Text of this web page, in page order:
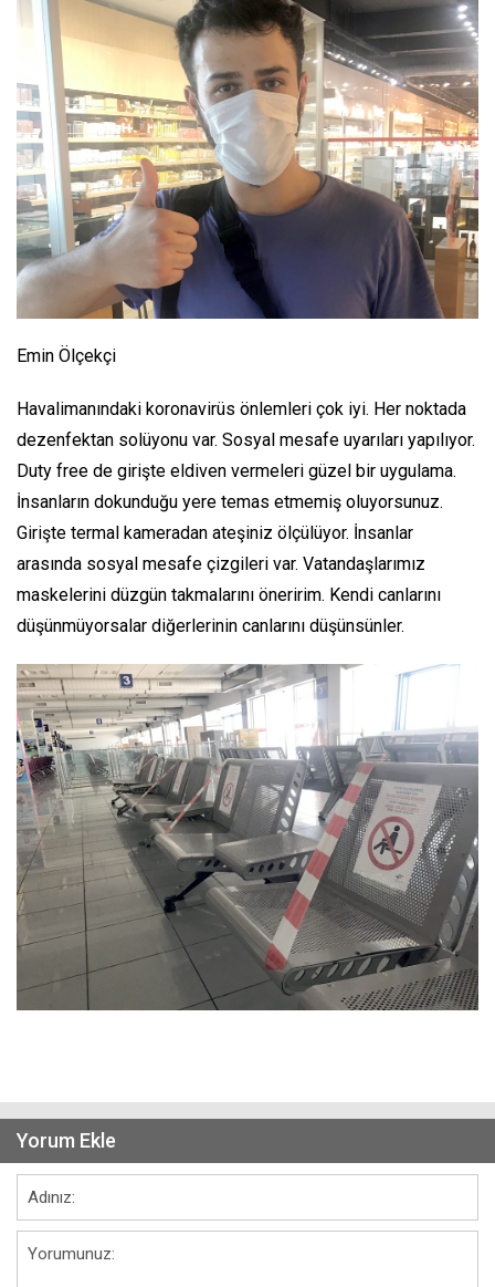
Emin Ölçekçi
Havalimanındaki koronavirüs önlemleri çok iyi. Her noktada
dezenfektan solüyonu var. Sosyal mesafe uyarıları yapılıyor.
Duty free de girişte eldiven vermeleri güzel bir uygulama.
İnsanların dokunduğu yere temas etmemiş oluyorsunuz.
Girişte termal kameradan ateşiniz ölçülüyor. İnsanlar
arasında sosyal mesafe çizgileri var. Vatandaşlarımız
maskelerini düzgün takmalarını öneririm. Kendi canlarını
düşünmüyorsalar diğerlerinin canlarını düşünsünler.
Yorum Ekle